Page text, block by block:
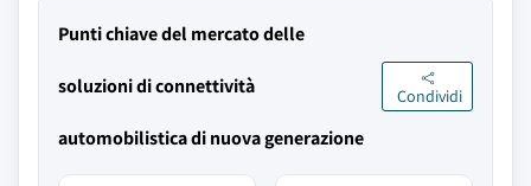
Punti chiave del mercato delle
soluzioni di connettività
automobilistica di nuova generazione
Condividi